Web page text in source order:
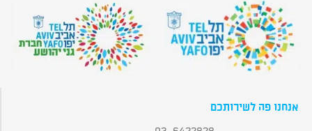
אנחנו פה לשירותכם